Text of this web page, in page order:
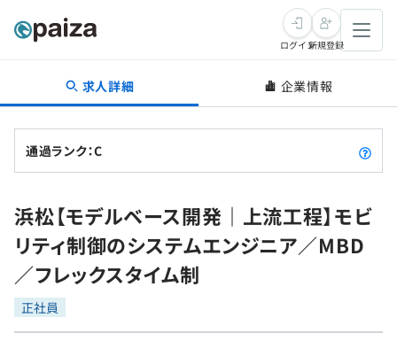
転職・キャリア
転職成功ガイド
転職エージェント
インタビュー
転職成功ガイド
新卒就活
求人検索
本選考
インターン
学習
問題集
プログラミング言語
ゲーム・マンガ
ログイン新規登録
求人詳細 企業情報
通過ランク：C
浜松【モデルベース開発｜上流工程】モビ
リティ制御のシステムエンジニア／MBD
／フレックスタイム制
正社員